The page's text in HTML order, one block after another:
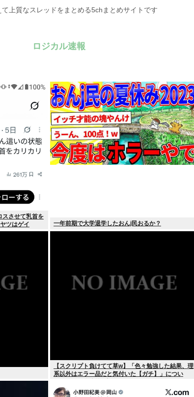
上質なスレッドをまとめる5chまとめサイトです
ロジカル速報
スさせて乳首を
ツはゲイ
一年前期で大学退学したおんj民おるか？
【スクリプト負けてて草w】「色々勉強した結果、理
系以外はエラー品だと気付いた【ガチ】」につい